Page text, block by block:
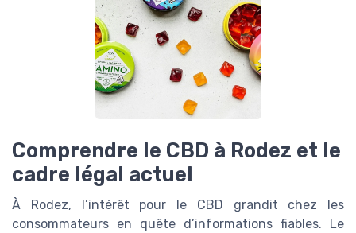
Comprendre le CBD à Rodez et le
cadre légal actuel
À Rodez, l’intérêt pour le CBD grandit chez les
consommateurs en quête d’informations fiables. Le